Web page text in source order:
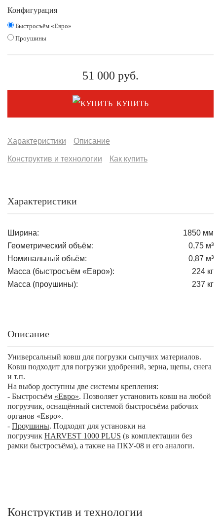
Конфигурация
Быстросъём «Евро»
Проушины
51 000 руб.
КУПИТЬ
Характеристики Описание
Конструктив и технологии Как купить
Характеристики
Ширина:
1850 мм
Геометрический объём:
0,75 м³
Номинальный объём:
0,87 м³
Масса (быстросъём «Евро»):
224 кг
Масса (проушины):
237 кг
Описание
Универсальный ковш для погрузки сыпучих материалов.
Ковш подходит для погрузки удобрений, зерна, щепы, снега
и т.п.
На выбор доступны две системы крепления:
- Быстросъём «Евро». Позволяет установить ковш на любой
погрузчик, оснащённый системой быстросъёма рабочих
органов «Евро».
- Проушины. Подходят для установки на
погрузчик HARVEST 1000 PLUS (в комплектации без
рамки быстросъёма), а также на ПКУ-08 и его аналоги.
Конструктив и технологии